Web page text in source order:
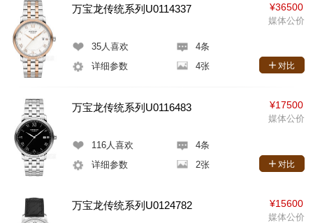
万宝龙传统系列U0114337
35人喜欢
4条
详细参数
4张
¥36500
媒体公价
对比
万宝龙传统系列U0116483
116人喜欢
4条
详细参数
2张
¥17500
媒体公价
对比
万宝龙传统系列U0124782 ¥15600
媒体公价